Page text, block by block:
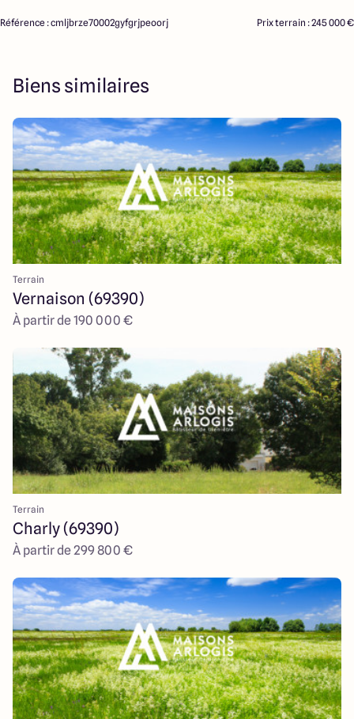
Référence : cmljbrze70002gyfgrjpeoorj Prix terrain : 245 000 €
Biens similaires
Terrain
Vernaison (69390)
À partir de 190 000 €
Terrain
Charly (69390)
À partir de 299 800 €